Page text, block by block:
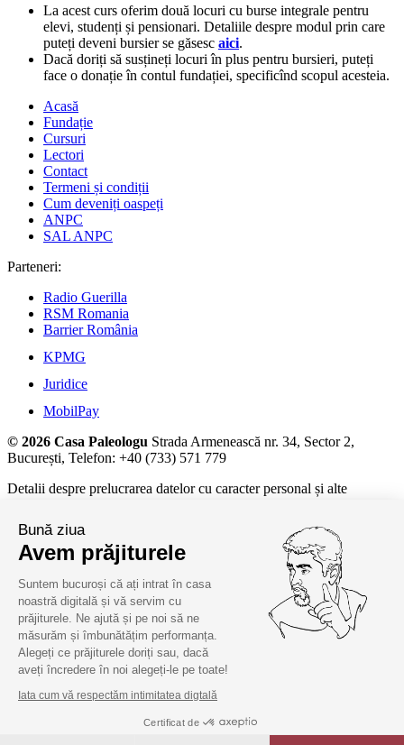
La acest curs oferim două locuri cu burse integrale pentru
elevi, studenți și pensionari. Detaliile despre modul prin care
puteți deveni bursier se găsesc aici.
Dacă doriți să susțineți locuri în plus pentru bursieri, puteți
face o donație în contul fundației, specificînd scopul acesteia.
Acasă
Fundație
Cursuri
Lectori
Contact
Termeni și condiții
Cum deveniți oaspeți
ANPC
SAL ANPC
Parteneri:
Radio Guerilla
RSM Romania
Barrier România
KPMG
Juridice
MobilPay
© 2026 Casa Paleologu Strada Armenească nr. 34, Sector 2,
București, Telefon: +40 (733) 571 779
Detalii despre prelucrarea datelor cu caracter personal și alte
Bună ziua
Avem prăjiturele
Suntem bucuroși că ați intrat în casa
noastră digitală și vă servim cu
prăjiturele. Ne ajută și pe noi să ne
măsurăm și îmbunătățim performanța.
Alegeți ce prăjiturele doriți sau, dacă
aveți încredere în noi alegeți-le pe toate!
Iata cum vă respectăm intimitatea digtală
Certificat de